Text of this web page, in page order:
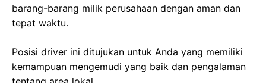
barang-barang milik perusahaan dengan aman dan
tepat waktu.
Posisi driver ini ditujukan untuk Anda yang memiliki
kemampuan mengemudi yang baik dan pengalaman